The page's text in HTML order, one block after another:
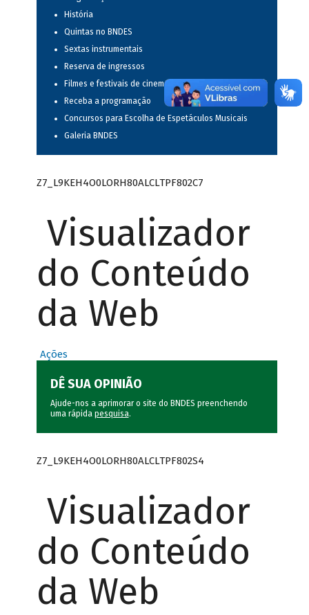
História
Quintas no BNDES
Sextas instrumentais
Reserva de ingressos
Filmes e festivais de cinema
Receba a programação
Concursos para Escolha de Espetáculos Musicais
Galeria BNDES
Z7_L9KEH4O0LORH80ALCLTPF802C7
Visualizador
do Conteúdo
da Web
Ações
DÊ SUA OPINIÃO
Ajude-nos a aprimorar o site do BNDES preenchendo
uma rápida pesquisa.
Z7_L9KEH4O0LORH80ALCLTPF802S4
Visualizador
do Conteúdo
da Web